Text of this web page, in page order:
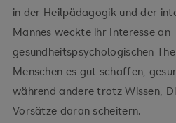
in der Heilpädagogik und der
Mannes weckte ihr Interesse an
gesundheitspsychologischen
Menschen es gut schaffen,
während andere trotz Wissen,
Vorsätze daran scheitern.